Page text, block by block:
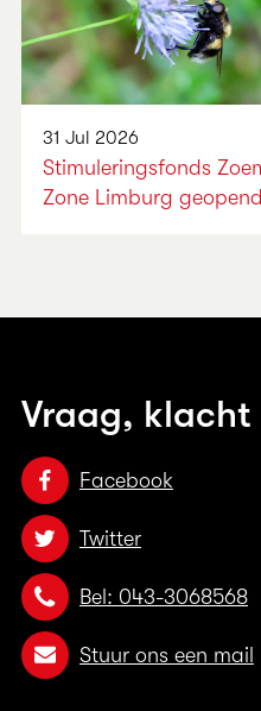
31 Jul 2026
Stimuleringsfonds
Zone Limburg geopend
Vraag,
Facebook
Twitter
Bel: 043-3068568
Stuur ons een mail